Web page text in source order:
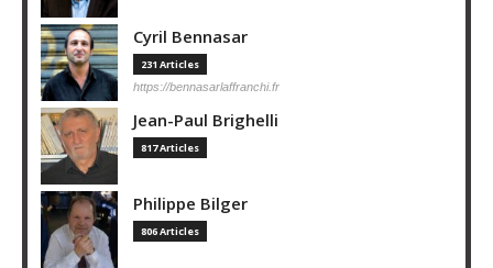
Cyril Bennasar
231 Articles
https://bennasarlaffranchi.fr
Jean-Paul Brighelli
817 Articles
Philippe Bilger
806 Articles